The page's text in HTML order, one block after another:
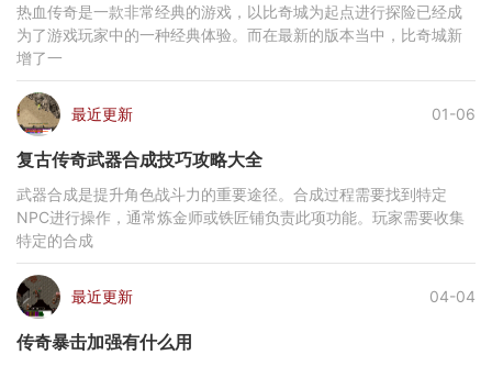
热血传奇是一款非常经典的游戏，以比奇城为起点进行探险已经成
为了游戏玩家中的一种经典体验。而在最新的版本当中，比奇城新
增了一
最近更新 01-06
复古传奇武器合成技巧攻略大全
武器合成是提升角色战斗力的重要途径。合成过程需要找到特定
NPC进行操作，通常炼金师或铁匠铺负责此项功能。玩家需要收集
特定的合成
最近更新 04-04
传奇暴击加强有什么用